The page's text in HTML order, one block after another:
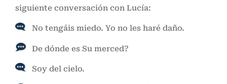
siguiente conversación con Lucía:
No tengáis miedo. Yo no les haré daño.
De dónde es Su merced?
Soy del cielo.